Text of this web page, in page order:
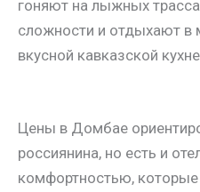
гоняют на лыжных
сложности и отдыхают в
вкусной кавказской
Цены в Домбае
россиянина, но есть и
комфортностью,